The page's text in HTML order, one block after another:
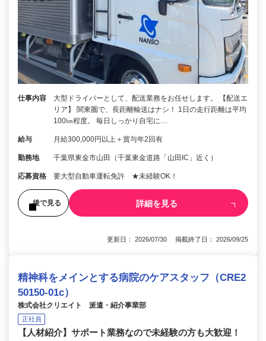
仕事内容
大型ドライバーとして、配送業務をお任せします。 【配送エ
リア】 関東圏で、長距離輸送はナシ！ 1日の走行距離は平均
100㎞程度。 毎日しっかり自宅に…
給与 月給300,000円以上＋賞与年2回有
勤務地 千葉県東金市山田（千葉東金道路「山田IC」近く）
応募資格 要大型自動車運転免許 ★未経験OK！
後で見る 詳細を見る
更新日： 2026/07/30 掲載終了日： 2026/09/25
精神科をメインとする病院のケアスタッフ（CRE2
50150-01c）
株式会社クリエイト 派遣・紹介事業部
正社員
【人材紹介】サポート業務なので未経験の方も大歓迎！